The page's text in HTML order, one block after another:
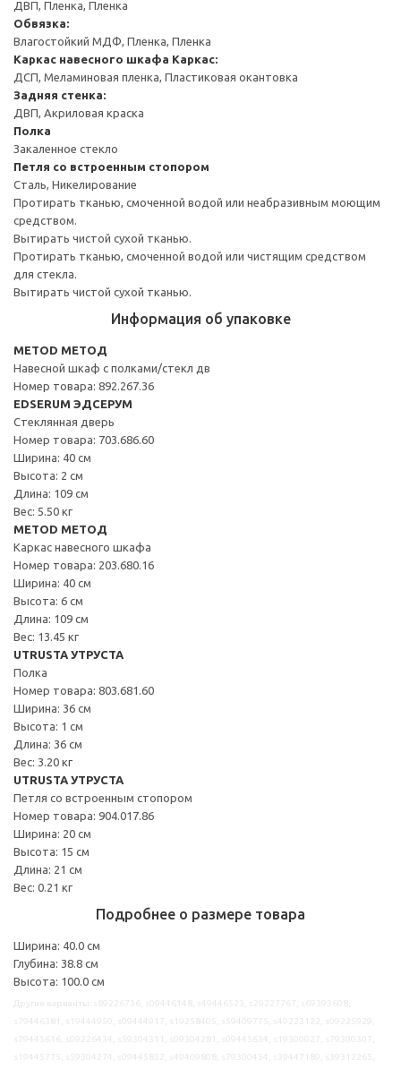
ДВП, Пленка, Пленка
Обвязка:
Влагостойкий МДФ, Пленка, Пленка
Каркас навесного шкафа Каркас:
ДСП, Меламиновая пленка, Пластиковая окантовка
Задняя стенка:
ДВП, Акриловая краска
Полка
Закаленное стекло
Петля со встроенным стопором
Сталь, Никелирование
Протирать тканью, смоченной водой или неабразивным моющим
средством.
Вытирать чистой сухой тканью.
Протирать тканью, смоченной водой или чистящим средством
для стекла.
Вытирать чистой сухой тканью.
Информация об упаковке
METOD МЕТОД
Навесной шкаф с полками/стекл дв
Номер товара: 892.267.36
EDSERUM ЭДСЕРУМ
Стеклянная дверь
Номер товара: 703.686.60
Ширина: 40 см
Высота: 2 см
Длина: 109 см
Вес: 5.50 кг
METOD МЕТОД
Каркас навесного шкафа
Номер товара: 203.680.16
Ширина: 40 см
Высота: 6 см
Длина: 109 см
Вес: 13.45 кг
UTRUSTA УТРУСТА
Полка
Номер товара: 803.681.60
Ширина: 36 см
Высота: 1 см
Длина: 36 см
Вес: 3.20 кг
UTRUSTA УТРУСТА
Петля со встроенным стопором
Номер товара: 904.017.86
Ширина: 20 см
Высота: 15 см
Длина: 21 см
Вес: 0.21 кг
Подробнее о размере товара
Ширина: 40.0 см
Глубина: 38.8 см
Высота: 100.0 см